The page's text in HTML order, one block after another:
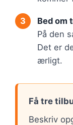
Bed om
På den
Det er
ærligt.
Få tre
Beskriv